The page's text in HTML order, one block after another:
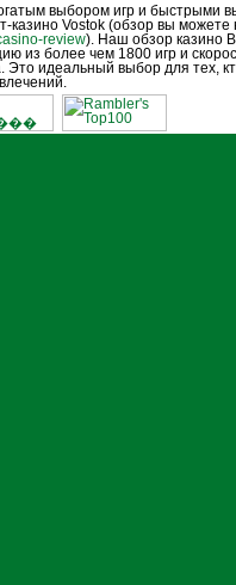
выбором игр и быстрыми
казино Vostok (обзор вы можете
review). Наш обзор казино
из более чем 1800 игр и
идеальный выбор для тех,